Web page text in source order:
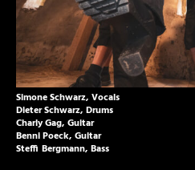
Simone Schwarz, Vocals
Dieter Schwarz, Drums
Charly Gag, Guitar
Benni Poeck, Guitar
Steffi Bergmann, Bass